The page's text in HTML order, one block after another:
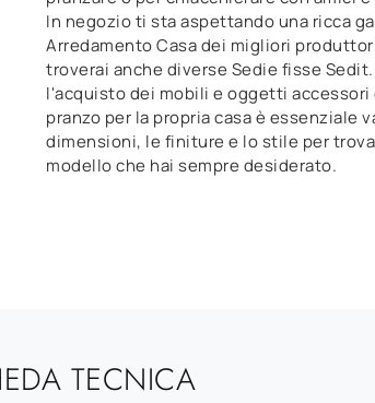
In negozio ti sta aspettando una ricca
Arredamento Casa dei migliori
troverai anche diverse Sedie fisse
l'acquisto dei mobili e oggetti accessori
pranzo per la propria casa è essenziale
dimensioni, le finiture e lo stile per
modello che hai sempre desiderato.
TECNICA